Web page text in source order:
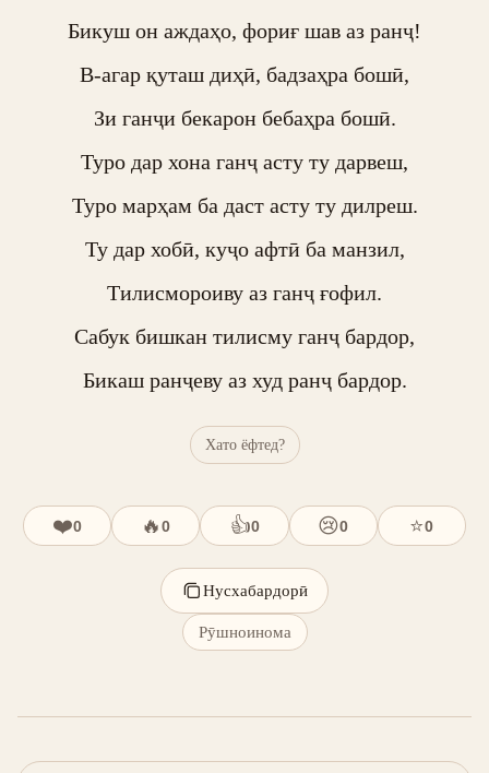
Бикуш он аждаҳо, фориғ шав аз ранҷ!
В-агар қуташ диҳӣ, бадзаҳра бошӣ,
Зи ганҷи бекарон бебаҳра бошӣ.
Туро дар хона ганҷ асту ту дарвеш,
Туро марҳам ба даст асту ту дилреш.
Ту дар хобӣ, куҷо афтӣ ба манзил,
Тилисмороиву аз ганҷ ғофил.
Сабук бишкан тилисму ганҷ бардор,
Бикаш ранҷеву аз худ ранҷ бардор.
Хато ёфтед?
❤️0 🔥0 👍0 😢0 ⭐0
Нусхабардорӣ
Рӯшноинома